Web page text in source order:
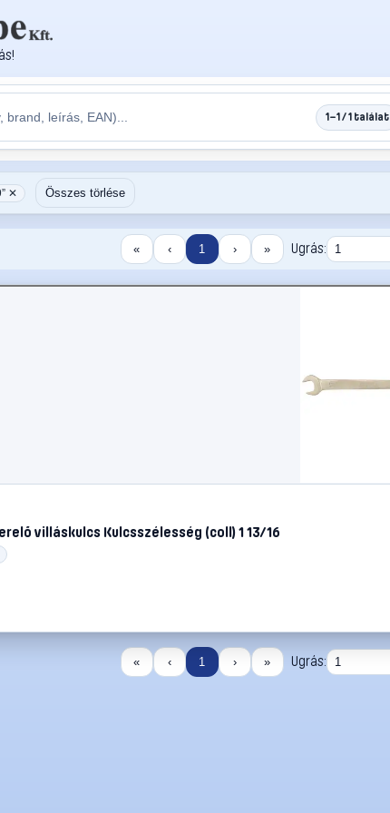
1–1 / 1 találat
✕ Összes törlése
« ‹ 1 › » Ugrás:
villáskulcs Kulcsszélesség (coll) 1 13/16
« ‹ 1 › » Ugrás: